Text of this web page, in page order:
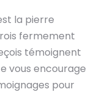
la pierre
fermement
témoignent
vous encourage
pour